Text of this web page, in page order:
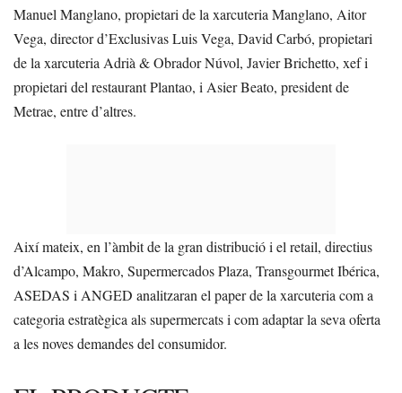
Manuel Manglano, propietari de la xarcuteria Manglano, Aitor
Vega, director d’Exclusivas Luis Vega, David Carbó, propietari
de la xarcuteria Adrià & Obrador Núvol, Javier Brichetto, xef i
propietari del restaurant Plantao, i Asier Beato, president de
Metrae, entre d’altres.
Així mateix, en l’àmbit de la gran distribució i el retail, directius
d’Alcampo, Makro, Supermercados Plaza, Transgourmet Ibérica,
ASEDAS i ANGED analitzaran el paper de la xarcuteria com a
categoria estratègica als supermercats i com adaptar la seva oferta
a les noves demandes del consumidor.